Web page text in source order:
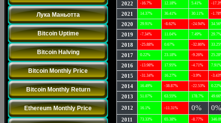
Лука Маньотта
Bitcoin Uptime
Bitcoin Halving
Bitcoin Monthly Price
Bitcoin Monthly Return
Ethereum Monthly Price
2022 -16.7% 12.18% 5.41% -
2021 14.37% 36.41% 30.11% -
2020 29.91% -8.62% -24.94%
2019 -7.34% 11.04% 7.49% 29.7%
2018 -25.88% 0.67% -32.86%
2017 0.22% 23.18% -9.26%
2016 -13.98% 17.95% -4.71% 7.91%
2015 -31.34% 16.27% -3.9% -
2014 16.49% -38.87% -22.53% 0.22%
2013 51.07% 63.55% 178.7%
2012 16.1% -11.31% 0% 0%
2011 73.33% 65.38% -8.77%